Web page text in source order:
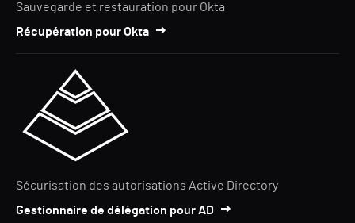
Sauvegarde et restauration pour Okta
Récupération pour Okta
Sécurisation des autorisations Active Directory
Gestionnaire de délégation pour AD